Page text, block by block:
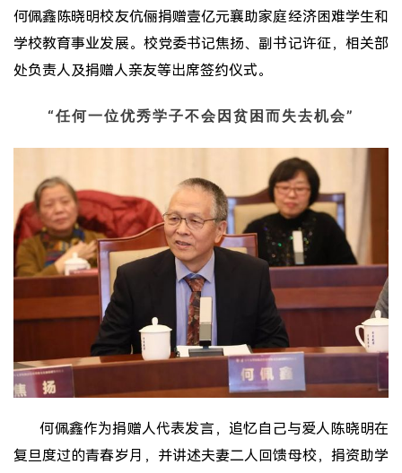
何佩鑫陈晓明校友伉俪捐赠壹亿元襄助家庭经济困难学生和
学校教育事业发展。校党委书记焦扬、副书记许征，相关部
处负责人及捐赠人亲友等出席签约仪式。
“任何一位优秀学子不会因贫困而失去机会”
何佩鑫作为捐赠人代表发言，追忆自己与爱人陈晓明在
复旦度过的青春岁月，并讲述夫妻二人回馈母校，捐资助学